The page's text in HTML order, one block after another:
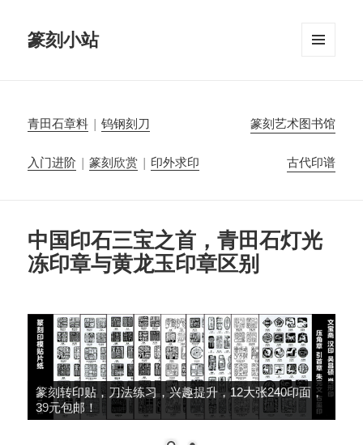
篆刻小站
青田石章料 |钨钢刻刀 篆刻艺术图书馆
入门进阶 |篆刻欣赏 | 印外求印 古代印谱
中国印石三宝之首，青田石灯光
冻印章与黄龙玉印章区别
篆刻转印贴，刀法练习，兴趣提升，12大张240印面，
39元包邮！